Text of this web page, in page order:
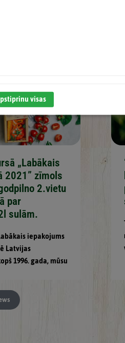
„Labākais
2021” zīmols
2.vietu
par
sulām.
iepakojums
Latvijas
1996. gada, mūsu
visas